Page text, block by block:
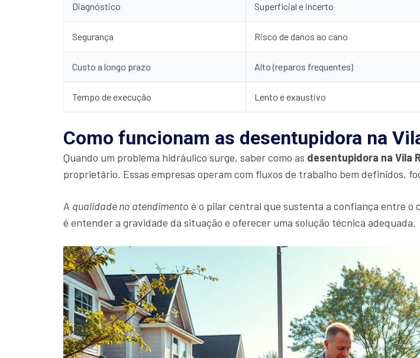
Diagnóstico Superficial e incerto
Segurança Risco de danos ao cano
Custo a longo prazo Alto (reparos frequentes)
Tempo de execução Lento e exaustivo
Como funcionam as desentupidora na
Quando um problema hidráulico surge, saber como as desentupidora na Vila
proprietário. Essas empresas operam com fluxos de trabalho bem definidos,
A qualidade no atendimento é o pilar central que sustenta a confiança entre o
é entender a gravidade da situação e oferecer uma solução técnica adequada.